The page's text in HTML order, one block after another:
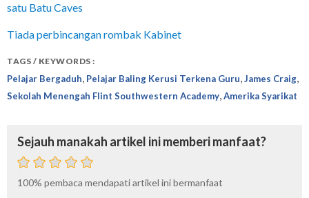
satu Batu Caves
Tiada perbincangan rombak Kabinet
TAGS / KEYWORDS :
Pelajar Bergaduh, Pelajar Baling Kerusi Terkena Guru,James Craig,
Sekolah Menengah Flint Southwestern Academy,Amerika Syarikat
Sejauh manakah artikel ini memberi manfaat?
100% pembaca mendapati artikel ini bermanfaat